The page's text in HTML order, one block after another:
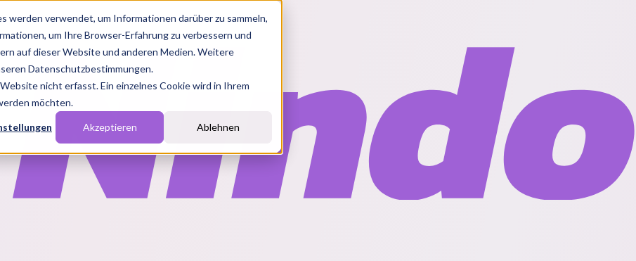
werden verwendet, um Informationen darüber zu sammeln,
um Ihre Browser-Erfahrung zu verbessern und
auf dieser Website und anderen Medien. Weitere
Datenschutzbestimmungen.
nicht erfasst. Ein einzelnes Cookie wird in Ihrem
möchten.
Akzeptieren Ablehnen